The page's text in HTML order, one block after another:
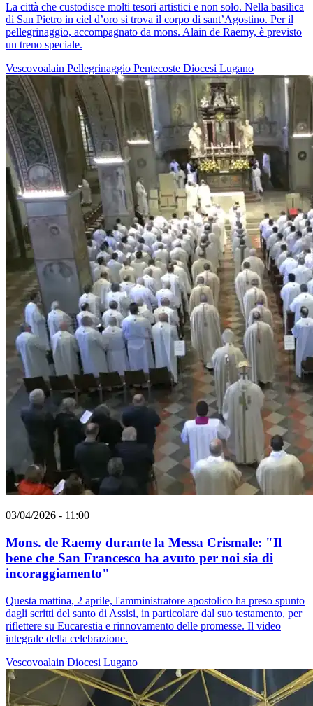
La città che custodisce molti tesori artistici e non solo. Nella basilica
di San Pietro in ciel d’oro si trova il corpo di sant’Agostino. Per il
pellegrinaggio, accompagnato da mons. Alain de Raemy, è previsto
un treno speciale.
Vescovoalain Pellegrinaggio Pentecoste Diocesi Lugano
03/04/2026 - 11:00
Mons. de Raemy durante la Messa Crismale: "Il
bene che San Francesco ha avuto per noi sia di
incoraggiamento"
Questa mattina, 2 aprile, l'amministratore apostolico ha preso spunto
dagli scritti del santo di Assisi, in particolare dal suo testamento, per
riflettere su Eucarestia e rinnovamento delle promesse. Il video
integrale della celebrazione.
Vescovoalain Diocesi Lugano